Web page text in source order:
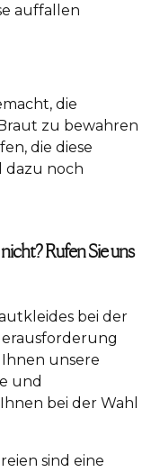
auffallen
die
zu bewahren
die diese
dazu noch
Rufen Sie uns
bei der
unsere
und
bei der Wahl
sind eine